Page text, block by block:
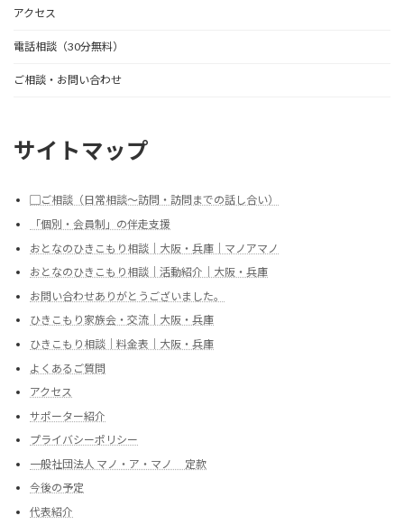
アクセス
電話相談（30分無料）
ご相談・お問い合わせ
サイトマップ
▢ご相談（日常相談～訪問・訪問までの話し合い）
「個別・会員制」の伴走支援
おとなのひきこもり相談｜大阪・兵庫｜マノアマノ
おとなのひきこもり相談｜活動紹介｜大阪・兵庫
お問い合わせありがとうございました。
ひきこもり家族会・交流｜大阪・兵庫
ひきこもり相談｜料金表｜大阪・兵庫
よくあるご質問
アクセス
サポーター紹介
プライバシーポリシー
一般社団法人 マノ・ア・マノ 定款
今後の予定
代表紹介